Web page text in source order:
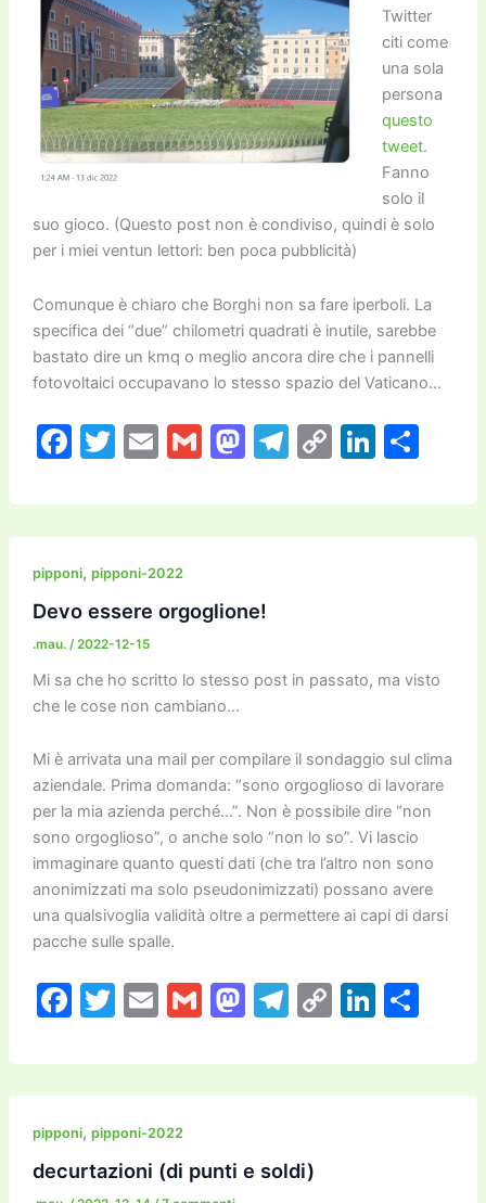
Twitter
citi come
una sola
persona
questo
tweet.
Fanno
solo il
suo gioco. (Questo post non è condiviso, quindi è solo
per i miei ventun lettori: ben poca pubblicità)
Comunque è chiaro che Borghi non sa fare iperboli. La
specifica dei “due” chilometri quadrati è inutile, sarebbe
bastato dire un kmq o meglio ancora dire che i pannelli
fotovoltaici occupavano lo stesso spazio del Vaticano…
F
c
e
b
o
o
k
T
itt
er
E
ai
l
G
ai
l
M
st
o
o
T
e
gr
C
p
y
Li
k
e
C
n
di
pipponi, pipponi-2022
Devo essere orgoglione!
.mau. /2022-12-15
Mi sa che ho scritto lo stesso post in passato, ma visto
che le cose non cambiano…
Mi è arrivata una mail per compilare il sondaggio sul clima
aziendale. Prima domanda: “sono orgoglioso di lavorare
per la mia azienda perché…”. Non è possibile dire “non
sono orgoglioso”, o anche solo “non lo so”. Vi lascio
immaginare quanto questi dati (che tra l’altro non sono
anonimizzati ma solo pseudonimizzati) possano avere
una qualsivoglia validità oltre a permettere ai capi di darsi
pacche sulle spalle.
F
c
e
b
o
T
itt
er
E
ai
l
G
ai
l
M
st
o
o
T
e
gr
m
C
p
y
Li
k
e
C
n
di
pipponi, pipponi-2022
decurtazioni (di punti e soldi)